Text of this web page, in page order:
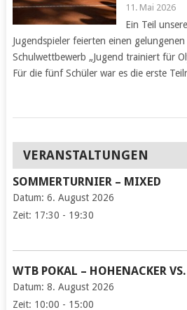
11. Mai 2026
Ein Teil
Jugendspieler feierten einen
Schulwettbewerb „Jugend trainiert für
Für die fünf Schüler war es die erste
VERANSTALTUNGEN
SOMMERTURNIER – MIXED
Datum: 6. August 2026
Zeit: 17:30 - 19:30
WTB POKAL – HOHENACKER
Datum: 8. August 2026
Zeit: 10:00 - 15:00